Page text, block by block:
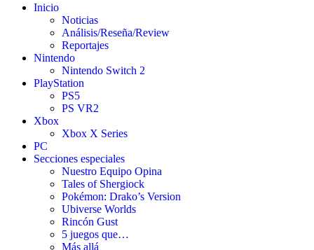
Inicio
Noticias
Análisis/Reseña/Review
Reportajes
Nintendo
Nintendo Switch 2
PlayStation
PS5
PS VR2
Xbox
Xbox X Series
PC
Secciones especiales
Nuestro Equipo Opina
Tales of Shergiock
Pokémon: Drako’s Version
Ubiverse Worlds
Rincón Gust
5 juegos que…
Más allá